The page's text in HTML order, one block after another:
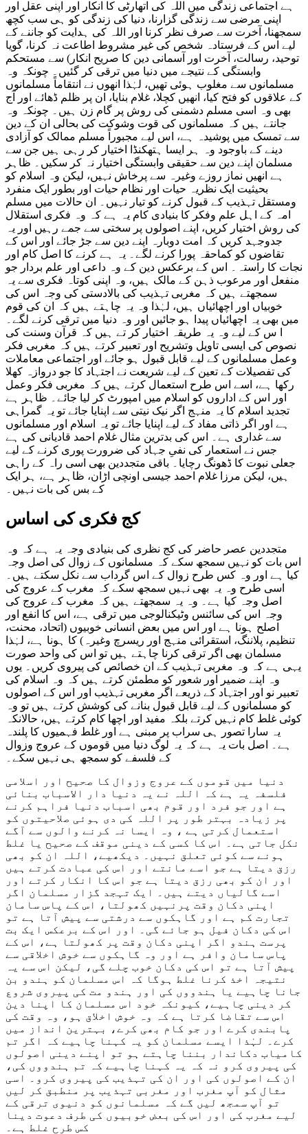
ہے اجتماعی زندگی میں اللہ کی اتھارٹی کا انکار اور اپنی عقل اور
اپنی مرضی سے زندگی گزارنا، دنیا کی زندگی کو ہی سب کچھ
سمجھنا، آخرت سے صرف نظر کرنا اور اللہ کی ہدایت کو جاننے کے
لیے اس کے فرستادہ شخص کی غیر مشروط اطاعت نہ کرنا، گویا
توحید، رسالت، آخرت اور آسمانی دین کا صریح انکار) سے مستحکم
وابستگی کے نتیجے میں دنیا میں ترقی کر گئیں۔ چونکہ وہ
مسلمانوں سے مغلوب ہوئی تھیں، لہٰذا انھوں نے انتقاماً مسلمانوں
کے علاقوں کو فتح کیا، انھیں کچلا، غلام بنایا، ان پر ظلم ڈھائے اور آج
بھی وہ اسی مسلم دشمنی کی روش پر گام زن ہیں۔ چونکہ وہ
جانتے ہیں کہ مسلمانوں کی قوت وشوکت کی بحالی ان کے دین
سے تمسک میں پوشیدہ ہے، اس لیے مجبوراً مسلم ممالک کو آزادی
دینے کے باوجود وہ ہر ایسا ہتھکنڈا اختیار کر رہی ہیں جن سے
مسلمان اپنے دین سے حقیقی وابستگی اختیار نہ کر سکیں۔ ظاہر
ہے انھیں نماز روزے وغیرہ سے پرخاش نہیں، لیکن وہ اسلام کو
بحیثیت ایک نظریہ حیات اور نظام حیات اور بطور ایک منفرد
ومستقل تہذیب کے قبول کرنے کو تیار نہیں۔ ان حالات میں مسلم
امہ کے اہل علم وفکر کا بنیادی کام یہ ہے کہ وہ فکری استقلال
کی روش اختیار کریں، اپنے اصولوں پر سختی سے جمے رہیں اور یہ
جدوجہد کریں کہ امت دوبارہ اپنے دین سے جڑ جائے اور اس کے
تقاضوں کو کماحقہ پورا کرنے لگے۔ یہ ہے کرنے کا اصل کام اور
نجات کا راستہ۔ اس کے برعکس دین کے وہ داعی اور علم بردار جو
منفعل اور مرعوب ذہن کے مالک ہیں، وہ اپنی کوتاہ فکری سے یہ
سمجھتے ہیں کہ مغربی تہذیب کی بالادستی کی وجہ اس کی
خوبیاں اور اچھائیاں ہیں، لہٰذا وہ یہ چاہتے ہیں کہ ان کی قوم
میں بھی یہ اچھائیاں پیدا ہو جائیں اور وہ دنیا میں ترقی کرنے لگے۔
ا س کے لیے وہ یہ طریقہ اختیار کر تے ہیں کہ قرآن وسنت کی
نصوص کی ایسی تاویل وتشریح اور تعبیر کرتے ہیں کہ مغربی فکر
وعمل مسلمانوں کے لیے قابل قبول ہو جائے اور اجتماعی معاملات
کی تفصیلات کے تعین کے لیے شریعت نے اجتہاد کا جو دروازہ کھلا
رکھا ہے، اسے اس طرح استعمال کرتے ہیں کہ مغربی فکر وعمل
اور اس کے اداروں کو اسلام میں امپورٹ کر لیا جائے۔ ظاہر ہے
تجدید اسلام کا یہ منہج اگر نیک نیتی سے اپنایا جائے تو یہ گمراہی
ہے اور اگر ذاتی مفاد کے لیے اپنایا جائے تو یہ اسلام اور مسلمانوں
سے غداری ہے۔ اس کی بدترین مثال غلام احمد قادیانی کی ہے
جس نے استعمار کی نفیِ جہاد کی ضرورت پوری کرنے کے لیے
جعلی نبوت کا ڈھونگ رچایا۔ باقی متجددین بھی اسی راہ کے راہی
ہیں، لیکن مرزا غلام احمد جیسی اونچی اڑان، ظاہر ہے، ہر ایک
کے بس کی بات نہیں۔
کج فکری کی اساس
متجددین عصر حاضر کی کج نظری کی بنیادی وجہ یہ ہے کہ وہ
اس بات کو نہیں سمجھ سکے کہ مسلمانوں کے زوال کی اصل وجہ
کیا ہے اور وہ کس طرح زوال کے اس گرداب سے نکل سکتے ہیں۔
اسی طرح وہ یہ بھی نہیں سمجھ سکے کہ مغرب کے عروج کی
اصل وجہ کیا ہے۔ وہ یہ سمجھتے ہیں کہ مغرب کے عروج کی
وجہ اس کی سائنس وٹیکنالوجی میں ترقی ہے، اس کا انفع اور
اصلح ہونا ہے اور اس میں بعض انسانی خوبیوں (اتحاد، محنت،
تنظیم، پلاننگ، استقرائی منہج اور ریسرچ وغیرہ) کا ہونا ہے، لہٰذا
مسلمان بھی اگر ترقی کرنا چاہتے ہیں تو اس کی واحد صورت
یہی ہے کہ وہ مغربی تہذیب کے ان خصائص کی پیروی کریں۔ یوں
وہ اپنے ضمیر اور شعور کو مطمئن کرتے ہیں کہ وہ اسلام کی
تعبیر نو اور اجتہاد کے ذریعے اگر مغربی تہذیب اور اس کے اصولوں
کو مسلمانوں کے لیے قابل قبول بنانے کی کوشش کرتے ہیں تو وہ
کوئی غلط کام نہیں کرتے بلکہ مفید اور اچھا کام کرتے ہیں، حالانکہ
یہ سارا تصور ہی سراب پر مبنی ہے اور غلط فہمیوں کا پلندہ
ہے۔ اصل بات یہ ہے کہ یہ لوگ دنیا میں قوموں کے عروج وزوال
کے فلسفے کو سمجھ ہی نہیں سکے۔
دنیا میں قوموں کے عروج وزوال کا صحیح اور اسلامی
فلسفہ یہ ہے کہ اللہ نے یہ دنیا دار الاسباب بنائی
ہے اور جو فرد اور قوم بھی اسباب دنیا فراہم کرنے
پر زیادہ بہتر طور پر اللہ کی دی ہوئی صلاحیتوں کو
استعمال کرتی ہے ، وہ ایسا نہ کرنے والوں سے آگے
نکل جاتی ہے۔ اس کا کسی کے دینی موقف کے صحیح یا غلط
ہونے سے کوئی تعلق نہیں۔ دیکھیے، اللہ ان کو بھی
رزق دیتا ہے جو اسے مانتے اور اس کی عبادت کرتے ہیں
اور ان کو بھی رزق دیتا ہے جو اس کا انکار کرتے اور
اسے گالیاں دیتے ہیں۔ ایک تہجد گزار مسلمان اگر
اپنی دکان وقت پرنہیں کھولتا، اس کے پاس سامان
تجارت کم ہے اور گاہکوں سے درشتی سے پیش آتا ہے تو
اس کی دکان فیل ہو جائے گی۔ اور اس کے برعکس ایک بت
پرست ہندو اگر اپنی دکان وقت پر کھولتا ہے، اس کے
پاس سامان وافر ہے اور وہ گاہکوں سے خوش اخلاقی سے
پیش آتا ہے تو اس کی دکان خوب چلے گی، لیکن اس سے یہ
نتیجہ اخذ کرنا غلط ہوگا کہ اس مسلمان کو ہندو بن
جانا چاہیے یا ہندووں کی اور ہندو مت کی پیروی شروع
کر دینی چاہیے، کیونکہ خود اس مسلمان کا اپنا دین
اس سے تقاضا کرتا ہے کہ وہ خوش اخلاق ہو، وہ وقت کی
پابندی کرے اور جو کام بھی کرے، بہترین انداز میں
کرے۔ لہٰذا ایسے مسلمان کو یہ کہنا چاہیے کہ اگر تم
کامیاب دکاندار بننا چاہتے ہو تو اپنے دینی اصولوں
کی پیروی کرو نہ کہ یہ کہنا چاہیے کہ تم ہندووں کی،
ان کے اصولوں کی اور ان کی تہذیب کی پیروی کرو۔ اسی
مثال کو آپ مغرب اور مغربی تہذیب پر منطبق کر لیں
تو آپ سمجھ لیں گے کہ مسلمانوں کو دنیوی ترقی کے
لیے مغرب کی اور اس کی بعض خوبیوں کی طرف دعوت دینا
کس طرح غلط ہے۔